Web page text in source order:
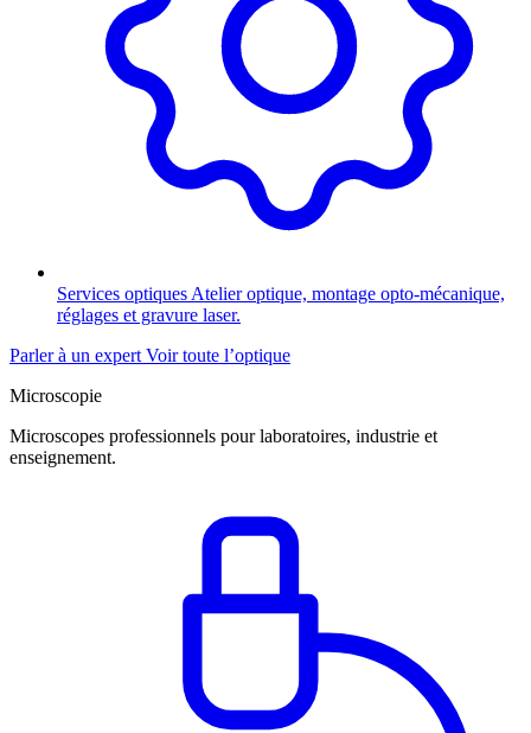
Services optiques Atelier optique, montage opto-mécanique,
réglages et gravure laser.
Parler à un expert Voir toute l’optique
Microscopie
Microscopes professionnels pour laboratoires, industrie et
enseignement.